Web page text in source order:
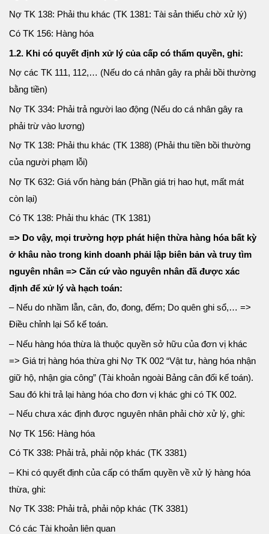
Nợ TK 138: Phải thu khác (TK 1381: Tài sản thiếu chờ xử lý)
Có TK 156: Hàng hóa
1.2. Khi có quyết định xử lý của cấp có thẩm quyền, ghi:
Nợ các TK 111, 112,… (Nếu do cá nhân gây ra phải bồi thường
bằng tiền)
Nợ TK 334: Phải trả người lao động (Nếu do cá nhân gây ra
phải trừ vào lương)
Nợ TK 138: Phải thu khác (TK 1388) (Phải thu tiền bồi thường
của người phạm lỗi)
Nợ TK 632: Giá vốn hàng bán (Phần giá trị hao hụt, mất mát
còn lại)
Có TK 138: Phải thu khác (TK 1381)
=> Do vậy, mọi trường hợp phát hiện thừa hàng hóa bất kỳ
ở khâu nào trong kinh doanh phải lập biên bản và truy tìm
nguyên nhân => Căn cứ vào nguyên nhân đã được xác
định để xử lý và hạch toán:
– Nếu do nhầm lẫn, cân, đo, đong, đếm; Do quên ghi sổ,… =>
Điều chỉnh lại Sổ kế toán.
– Nếu hàng hóa thừa là thuộc quyền sở hữu của đơn vị khác
=> Giá trị hàng hóa thừa ghi Nợ TK 002 “Vật tư, hàng hóa nhận
giữ hộ, nhận gia công” (Tài khoản ngoài Bảng cân đối kế toán).
Sau đó khi trả lại hàng hóa cho đơn vị khác ghi có TK 002.
– Nếu chưa xác định được nguyên nhân phải chờ xử lý, ghi:
Nợ TK 156: Hàng hóa
Có TK 338: Phải trả, phải nộp khác (TK 3381)
– Khi có quyết định của cấp có thẩm quyền về xử lý hàng hóa
thừa, ghi:
Nợ TK 338: Phải trả, phải nộp khác (TK 3381)
Có các Tài khoản liên quan